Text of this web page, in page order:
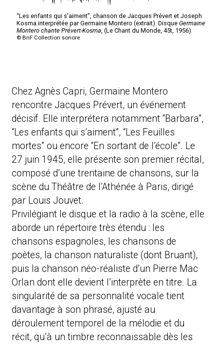
Chez Agnès Capri, Germaine Montero
rencontre Jacques Prévert, un événement
décisif. Elle interprétera notamment “Barbara”,
“Les enfants qui s’aiment”, “Les Feuilles
mortes” ou encore “En sortant de l’école”. Le
27 juin 1945, elle présente son premier récital,
composé d’une trentaine de chansons, sur la
scène du Théâtre de l’Athénée à Paris, dirigé
par Louis Jouvet.
Privilégiant le disque et la radio à la scène, elle
aborde un répertoire très étendu : les
chansons espagnoles, les chansons de
poètes, la chanson naturaliste (dont Bruant),
puis la chanson néo-réaliste d’un Pierre Mac
Orlan dont elle devient l’interprète en titre. La
singularité de sa personnalité vocale tient
davantage à son phrasé, ajusté au
déroulement temporel de la mélodie et du
récit, qu’à un timbre reconnaissable dès les